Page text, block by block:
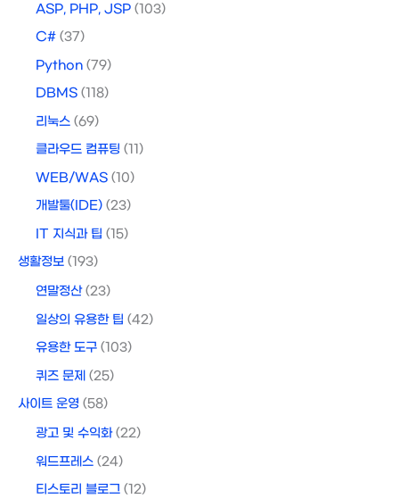
ASP, PHP, JSP (103)
C# (37)
Python (79)
DBMS (118)
리눅스 (69)
클라우드 컴퓨팅 (11)
WEB/WAS (10)
개발툴(IDE) (23)
IT 지식과 팁 (15)
생활정보 (193)
연말정산(23)
일상의 유용한 팁 (42)
유용한 도구 (103)
퀴즈 문제 (25)
사이트 운영 (58)
광고 및 수익화(22)
워드프레스 (24)
티스토리 블로그 (12)